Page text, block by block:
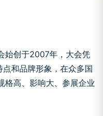
始创于2007年，大会凭
点和品牌形象，在众多国
格高、影响大、参展企业